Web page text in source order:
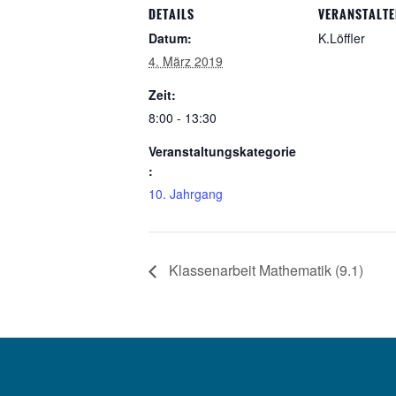
DETAILS
Datum:
4. März 2019
Zeit:
8:00 - 13:30
Veranstaltungskategorie
:
10. Jahrgang
K.Löffler
Klassenarbeit Mathematik (9.1)